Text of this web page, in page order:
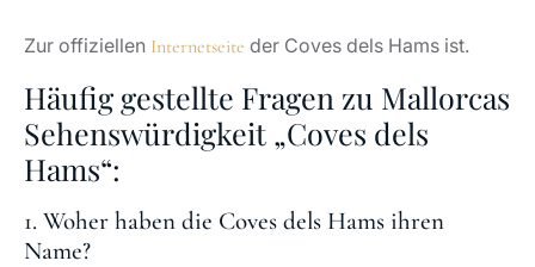
Zur offiziellen Internetseite der Coves dels Hams ist.
Häufig gestellte Fragen zu Mallorcas
Sehenswürdigkeit „Coves dels
Hams“:
1. Woher haben die Coves dels Hams ihren
Name?